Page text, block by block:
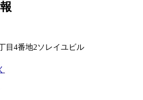
目4番地2ソレイユビル